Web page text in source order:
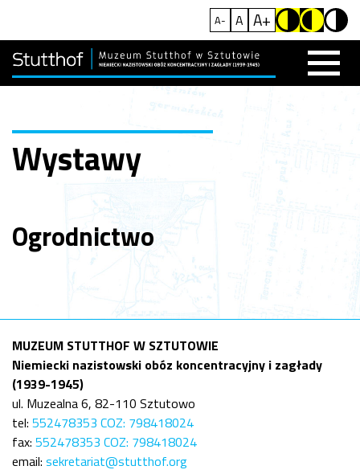
A- A A+
Wystawy
Ogrodnictwo
MUZEUM STUTTHOF W SZTUTOWIE
Niemiecki nazistowski obóz koncentracyjny i zagłady
(1939-1945)
ul. Muzealna 6, 82-110 Sztutowo
tel: 552478353 COZ: 798418024
fax: 552478353 COZ: 798418024
email: sekretariat@stutthof.org